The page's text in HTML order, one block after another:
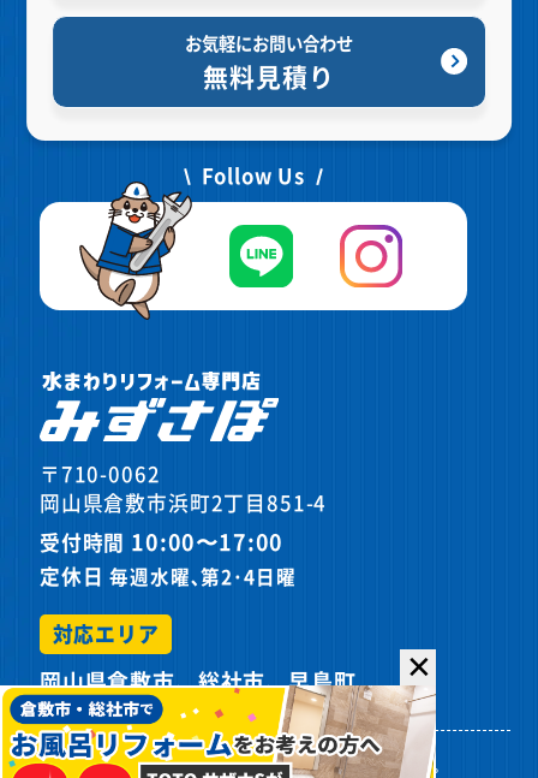
お気軽にお問い合わせ
無料見積り
Follow Us
〒710-0062
岡山県倉敷市浜町2丁目851-4
受付時間 10:00〜17:00
定休日毎週水曜､第2･4日曜
対応エリア
岡山県倉敷市、総社市、早島町 ✕